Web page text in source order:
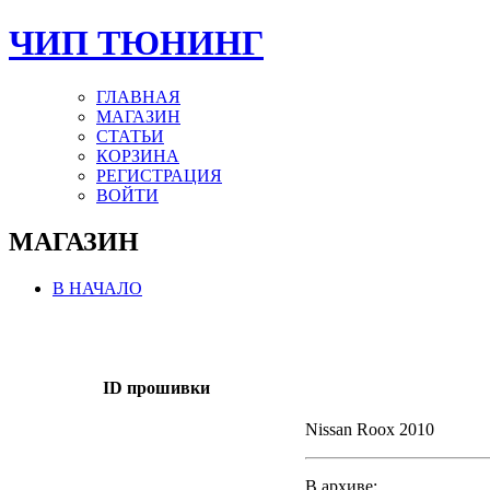
ЧИП ТЮНИНГ
ГЛАВНАЯ
МАГАЗИН
СТАТЬИ
КОРЗИНА
РЕГИСТРАЦИЯ
ВОЙТИ
МАГАЗИН
В НАЧАЛО
ID прошивки
Nissan Roox 2010
В архиве: